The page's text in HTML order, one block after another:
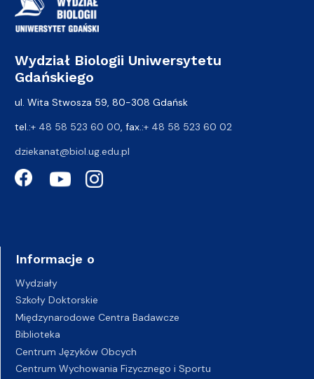
Wydział Biologii Uniwersytetu
Gdańskiego
ul. Wita Stwosza 59, 80-308 Gdańsk
tel.:+ 48 58 523 60 00, fax.:+ 48 58 523 60 02
dziekanat@biol.ug.edu.pl
Informacje o
Wydziały
Szkoły Doktorskie
Międzynarodowe Centra Badawcze
Biblioteka
Centrum Języków Obcych
Centrum Wychowania Fizycznego i Sportu